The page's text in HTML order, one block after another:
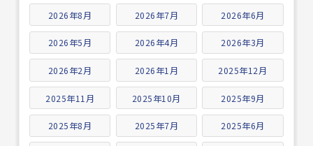
2026年8月 2026年7月 2026年6月
2026年5月 2026年4月 2026年3月
2026年2月 2026年1月 2025年12月
2025年11月 2025年10月 2025年9月
2025年8月 2025年7月 2025年6月